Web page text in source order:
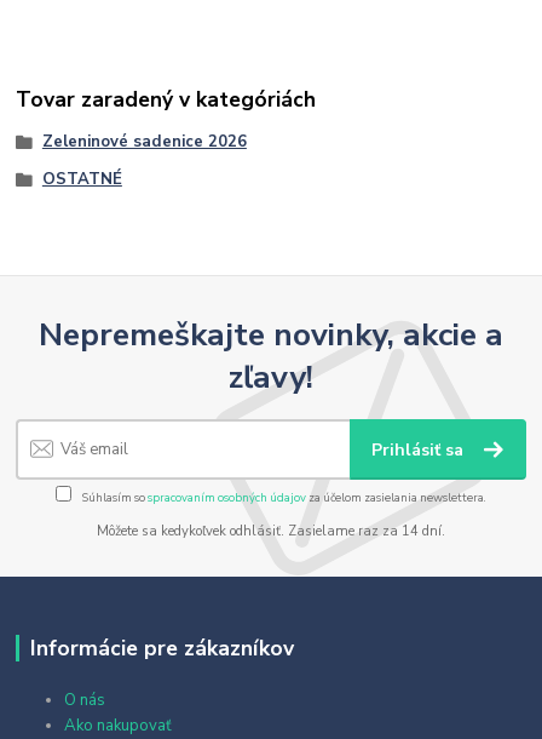
Tovar zaradený v kategóriách
Zeleninové sadenice 2026
OSTATNÉ
Nepremeškajte novinky, akcie a
zľavy!
Prihlásiť sa
Súhlasím sospracovaním osobných údajov za účelom zasielania newslettera.
Môžete sa kedykoľvek odhlásiť. Zasielame raz za 14 dní.
Informácie pre zákazníkov
O nás
Ako nakupovať